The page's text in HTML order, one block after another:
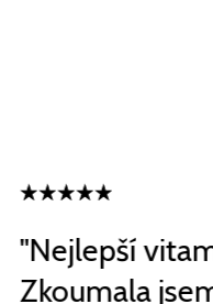
"Nejlepší
Zkoumala